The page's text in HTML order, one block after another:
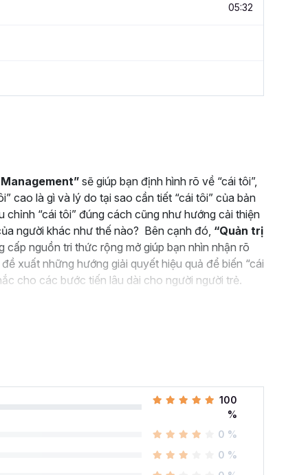
05:32
sẽ giúp bạn định hình rõ về “cái tôi”,
cao là gì và lý do tại sao cần tiết “cái tôi” của bản
“cái tôi” đúng cách cũng như hướng cải thiện
người khác như thế nào? Bên cạnh đó, “Quản trị
cấp nguồn tri thức rộng mở giúp bạn nhìn nhận rõ
xuất những hướng giải quyết hiệu quả để biến “cái
cho các bước tiến lâu dài cho người người trẻ.
100
%
0 %
0 %